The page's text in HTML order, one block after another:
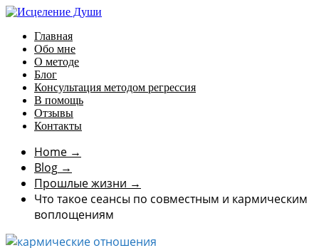
Главная
Обо мне
О методе
Блог
Консультация методом регрессия
В помощь
Отзывы
Контакты
Home →
Blog →
Прошлые жизни →
Что такое сеансы по совместным и кармическим
воплощениям